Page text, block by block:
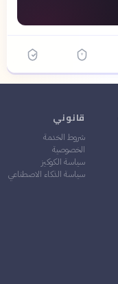
قانوني
شروط الخدمة
الخصوصية
سياسة الكوكيز
سياسة الذكاء الاصطناعي